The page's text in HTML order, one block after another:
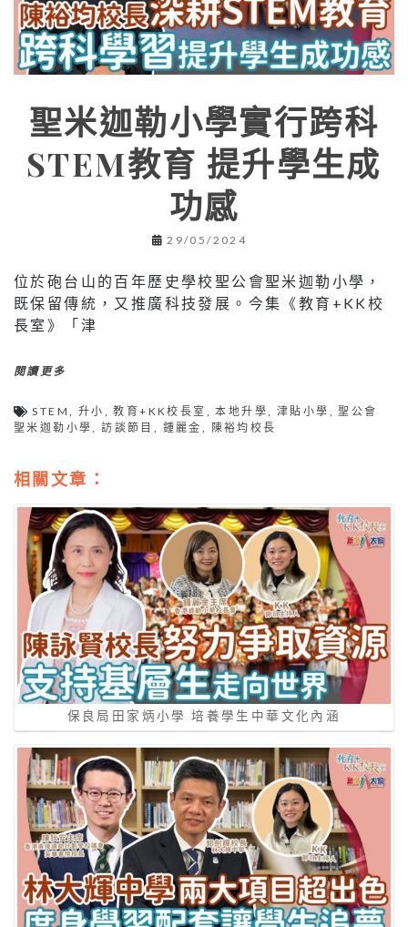
聖米迦勒小學實行跨科
STEM教育 提升學生成
功感
29/05/2024
位於砲台山的百年歷史學校聖公會聖米迦勒小學，
既保留傳統，又推廣科技發展。今集《教育+KK校
長室》「津
閱讀更多
STEM 升小 ,教育+KK校長室 ,本地升學 津貼小學 ,聖公會
聖米迦勒小學
,訪談節目 鍾麗金 陳裕均校長
相關文章：
保良局田家炳小學 培養學生中華文化內涵